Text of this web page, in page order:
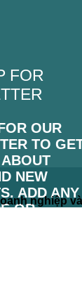
FOR
OUR
TO
NEW
ADD ANY
OR
TÌM
HỆ.
nghiệp